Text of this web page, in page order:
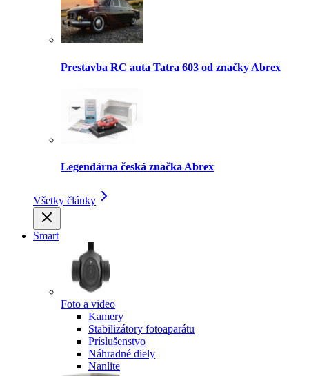
Prestavba RC auta Tatra 603 od značky Abrex
Legendárna česká značka Abrex
Všetky články
Smart
Foto a video
Kamery
Stabilizátory fotoaparátu
Príslušenstvo
Náhradné diely
Nanlite